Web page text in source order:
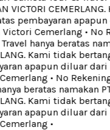
VICTORI
pembayaran apapun
Cemerlang• No
hanya beratas
Kami tidak
apapun diluar dari
• No
beratas namakan
Kami tidak
apapun diluar dari
•